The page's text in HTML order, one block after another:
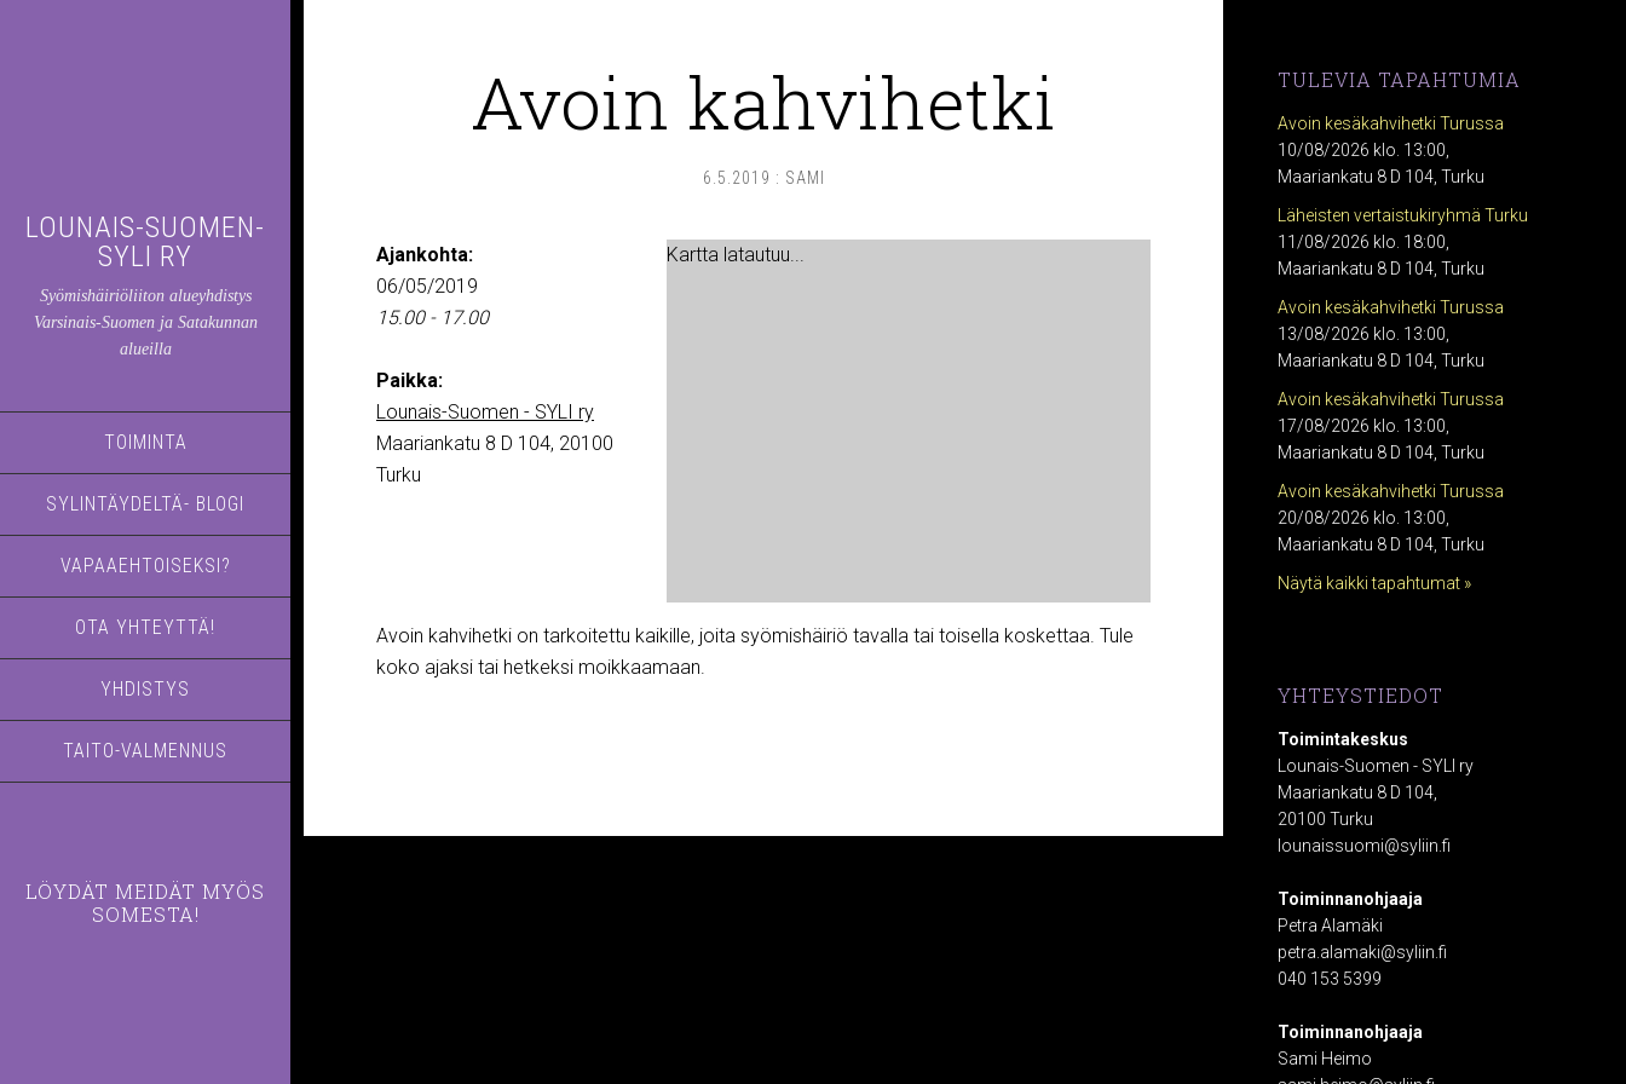
LOUNAIS-SUOMEN-
SYLI RY
Syömishäiriöliiton alueyhdistys
Varsinais-Suomen ja Satakunnan
alueilla
TOIMINTA
SYLINTÄYDELTÄ- BLOGI
VAPAAEHTOISEKSI?
OTA YHTEYTTÄ!
YHDISTYS
TAITO-VALMENNUS
LÖYDÄT MEIDÄT MYÖS
SOMESTA!
Avoin kahvihetki
6.5.2019 : SAMI
Kartta latautuu...
Ajankohta:
06/05/2019
15.00 - 17.00
Paikka:
Lounais-Suomen - SYLI ry
Maariankatu 8 D 104, 20100
Turku
Avoin kahvihetki on tarkoitettu kaikille, joita syömishäiriö tavalla tai toisella koskettaa. Tule
koko ajaksi tai hetkeksi moikkaamaan.
TULEVIA TAPAHTUMIA
Avoin kesäkahvihetki Turussa
10/08/2026 klo. 13:00,
Maariankatu 8 D 104, Turku
Läheisten vertaistukiryhmä Turku
11/08/2026 klo. 18:00,
Maariankatu 8 D 104, Turku
Avoin kesäkahvihetki Turussa
13/08/2026 klo. 13:00,
Maariankatu 8 D 104, Turku
Avoin kesäkahvihetki Turussa
17/08/2026 klo. 13:00,
Maariankatu 8 D 104, Turku
Avoin kesäkahvihetki Turussa
20/08/2026 klo. 13:00,
Maariankatu 8 D 104, Turku
Näytä kaikki tapahtumat »
YHTEYSTIEDOT
Toimintakeskus
Lounais-Suomen - SYLI ry
Maariankatu 8 D 104,
20100 Turku
lounaissuomi@syliin.fi
Toiminnanohjaaja
Petra Alamäki
petra.alamaki@syliin.fi
040 153 5399
Toiminnanohjaaja
Sami Heimo